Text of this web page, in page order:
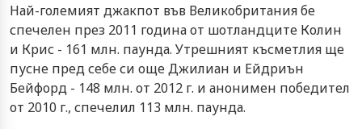
Най-големият джакпот във Великобритания бе
спечелен през 2011 година от шотландците Колин
и Крис - 161 млн. паунда. Утрешният късметлия ще
пусне пред себе си още Джилиан и Ейдриън
Бейфорд - 148 млн. от 2012 г. и анонимен победител
от 2010 г., спечелил 113 млн. паунда.